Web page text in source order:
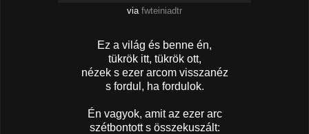
via fwteiniadtr
Ez a világ és benne én,
tükrök itt, tükrök ott,
nézek s ezer arcom visszanéz
s fordul, ha fordulok.
Én vagyok, amit az ezer arc
szétbontott s összekuszált: